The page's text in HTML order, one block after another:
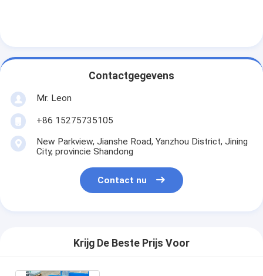
Contactgegevens
Mr. Leon
+86 15275735105
New Parkview, Jianshe Road, Yanzhou District, Jining
City, provincie Shandong
Contact nu
Krijg De Beste Prijs Voor